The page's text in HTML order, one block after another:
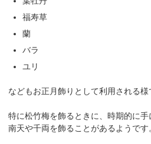
福寿草
蘭
バラ
ユリ
などもお正月飾りとして利用される様
特に松竹梅を飾るときに、時期的に
南天や千両を飾ることがあるようです